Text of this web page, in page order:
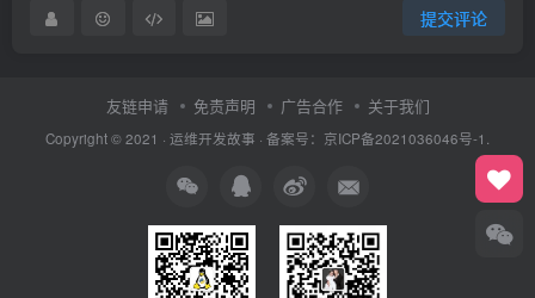
提交评论
友链申请 免责声明 广告合作 关于我们
Copyright © 2021 · 运维开发故事 · 备案号：京ICP备2021036046号-1.